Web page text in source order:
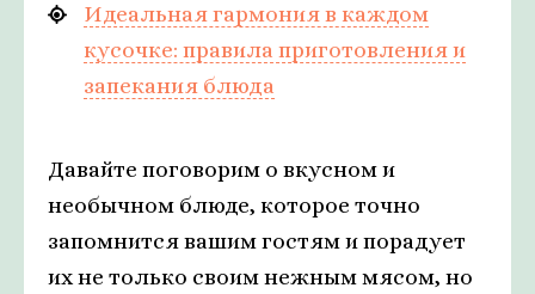
Идеальная гармония в каждом
кусочке: правила приготовления и
запекания блюда
Давайте поговорим о вкусном и
необычном блюде, которое точно
запомнится вашим гостям и порадует
их не только своим нежным мясом, но